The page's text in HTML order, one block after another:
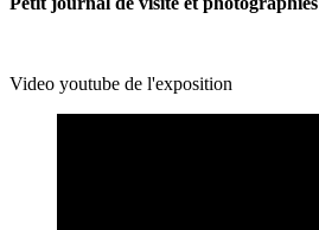
Video youtube de l'exposition